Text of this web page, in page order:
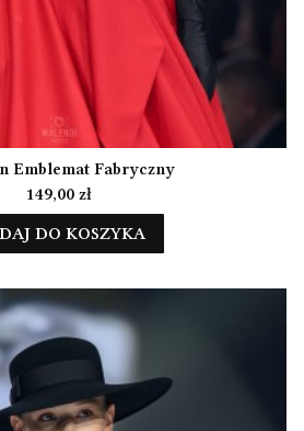
Emblemat Fabryczny
Cena
149,00 zł
DO KOSZYKA